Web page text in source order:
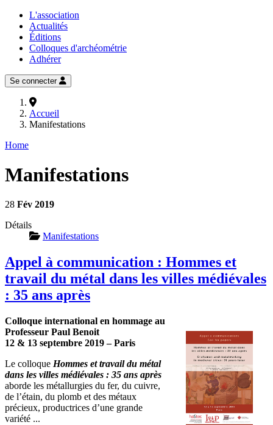
L'association
Actualités
Éditions
Colloques d'archéométrie
Adhérer
Se connecter
Accueil
Manifestations
Home
Manifestations
28 Fév 2019
Détails
Manifestations
Appel à communication : Hommes et
travail du métal dans les villes médiévales
: 35 ans après
Colloque international en hommage au
Professeur Paul Benoit
12 & 13 septembre 2019 – Paris
Le colloque Hommes et travail du métal
dans les villes médiévales : 35 ans après
aborde les métallurgies du fer, du cuivre,
de l’étain, du plomb et des métaux
précieux, productrices d’une grande
variété ...